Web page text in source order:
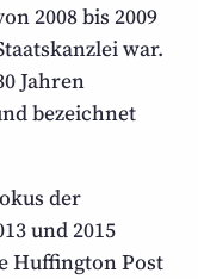
2008 bis 2009
war.
Jahren
bezeichnet
der
und 2015
Huffington Post